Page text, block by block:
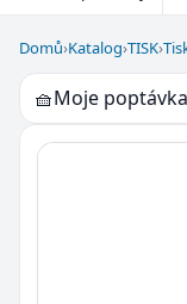
Domů›Katalog›TISK›
🧺Moje poptávka